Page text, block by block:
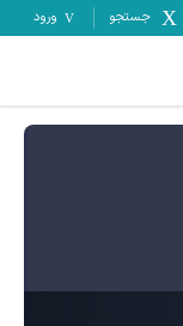
جستجو ورود